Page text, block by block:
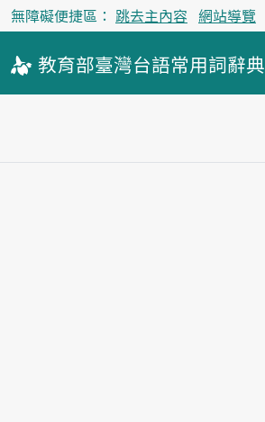
無障礙便捷區： 跳去主內容 網站導覽
教育部臺灣台語常用詞辭典